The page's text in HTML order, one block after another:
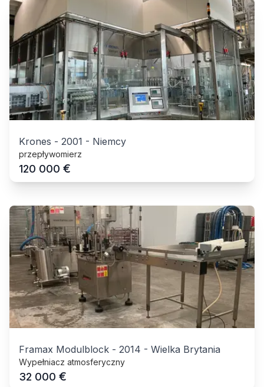
Krones - 2001 - Niemcy
przepływomierz
120 000 €
Framax Modulblock - 2014 - Wielka Brytania
Wypełniacz atmosferyczny
32 000 €